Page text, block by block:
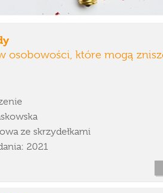
osobowości, które mogą
ze skrzydełkami
2021